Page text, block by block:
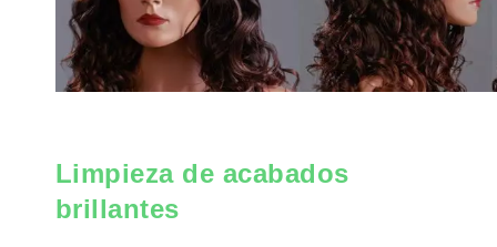
Limpieza de acabados
brillantes